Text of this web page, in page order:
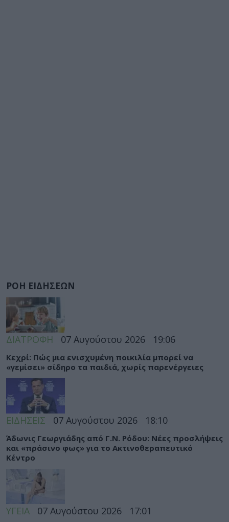
ΡΟΗ ΕΙΔΗΣΕΩΝ
ΔΙΑΤΡΟΦΗ 07 Αυγούστου 2026 19:06
Κεχρί: Πώς μια ενισχυμένη ποικιλία μπορεί να
«γεμίσει» σίδηρο τα παιδιά, χωρίς παρενέργειες
ΕΙΔΗΣΕΙΣ 07 Αυγούστου 2026 18:10
Άδωνις Γεωργιάδης από Γ.Ν. Ρόδου: Νέες προσλήψεις
και «πράσινο φως» για το Ακτινοθεραπευτικό
Κέντρο
ΥΓΕΙΑ 07 Αυγούστου 2026 17:01